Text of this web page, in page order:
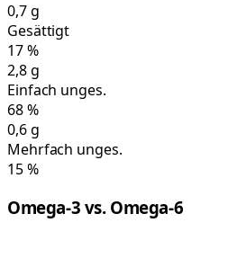
0,7g
Gesättigt
17%
2,8g
Einfach unges.
68%
0,6g
Mehrfach unges.
15%
Omega-3 vs. Omega-6